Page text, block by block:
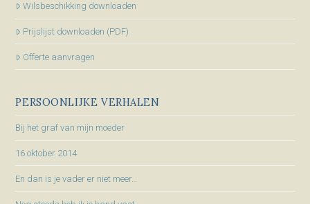
Wilsbeschikking downloaden
Prijslijst downloaden (PDF)
Offerte aanvragen
PERSOONLIJKE VERHALEN
Bij het graf van mijn moeder
16 oktober 2014
En dan is je vader er niet meer…